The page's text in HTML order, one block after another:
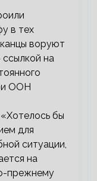
в тех
воруют
на
ООН
бы
для
ситуации,
на
прежнему